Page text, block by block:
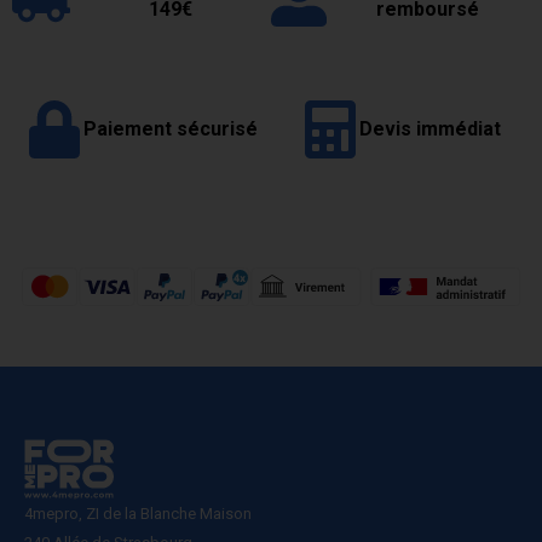
149€
remboursé
Paiement sécurisé Devis immédiat
4mepro, ZI de la Blanche Maison